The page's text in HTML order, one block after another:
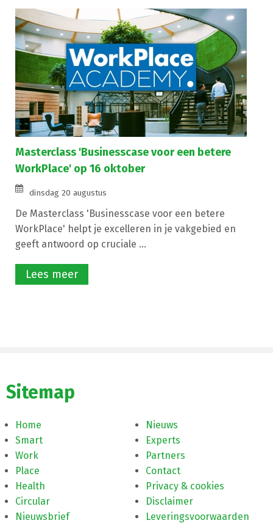
Masterclass 'Businesscase voor een betere
WorkPlace' op 16 oktober
dinsdag 20 augustus
De Masterclass 'Businesscase voor een betere
WorkPlace' helpt je excelleren in je vakgebied en
geeft antwoord op cruciale ...
Lees meer
Sitemap
Home
Smart
Work
Place
Health
Circular
Nieuwsbrief
Nieuws
Experts
Partners
Contact
Privacy & cookies
Disclaimer
Leveringsvoorwaarden